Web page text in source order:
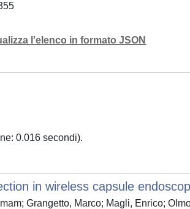
l'elenco in formato JSON
0.016 secondi).
in wireless capsule
Grangetto, Marco; Magli, Enrico;